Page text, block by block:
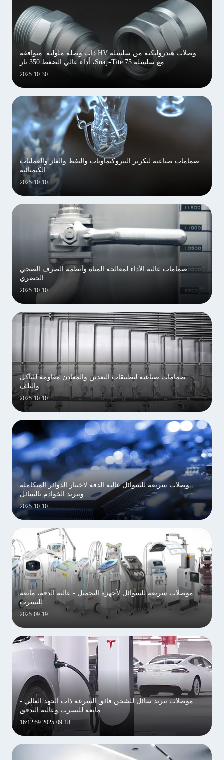
2025-10-30
وصلات هيدروليكية من سلسلة HV ذات وصلة ملولبة: متوافقة
مع سلسلة Snap-Tite 75، أداء عالي الضغط 350 بار
2025-10-10
صمامات صناعية لتكرير البتروكيماويات والنفط والغاز والعمليات
الكيميائية
2025-10-10
صمامات عالية الأداء لمعالجة المياه وأنظمة الصرف الصحي
الحضري
2025-10-10
صمامات صناعية لتطبيقات التعدين والمعادن مقاومة للتآكل
والتلف
2025-10-10
وصلات سريعة للسوائل عالية الدقة لاختبار الدوائر المتكاملة
وتبريد الخوادم بالسائل
2025-09-19
موصلات سريعة للسوائل لأجهزة التجميل - عالية الدقة، مانعة
للتسرب
2025-09-18 16:12:59
موصلات تبريد سائل للشحن فائق السرعة ذات الجهد العالي -
مانعة للتسرب وعالية التدفق